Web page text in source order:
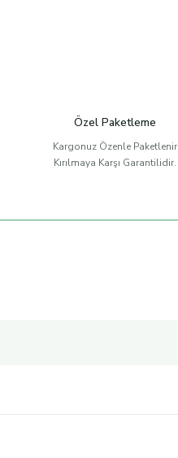
Özel Paketleme
Kargonuz Özenle Paketlenir
Kırılmaya Karşı Garantilidir.